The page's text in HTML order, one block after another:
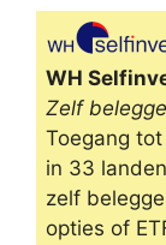
WH
Zelf
Toegang
in 33
zelf
opties of